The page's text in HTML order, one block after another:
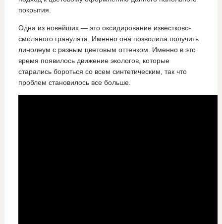
покрытия.
Одна из новейших — это оксидирование известково-
смоляного гранулята. Именно она позволила получить
линолеум с разным цветовым оттенком. Именно в это
время появилось движение экологов, которые
старались бороться со всем синтетическим, так что
проблем становилось все больше.